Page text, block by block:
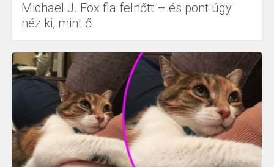
Michael J. Fox fia felnőtt – és pont úgy
néz ki, mint ő